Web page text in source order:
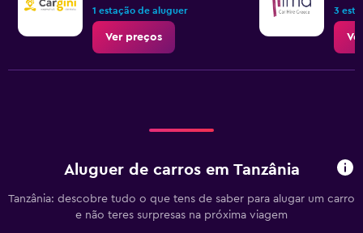
1 estação de aluguer
Ver preços
3
Aluguer de carros em Tanzânia
Tanzânia: descobre tudo o que tens de saber para alugar um carro
e não teres surpresas na próxima viagem